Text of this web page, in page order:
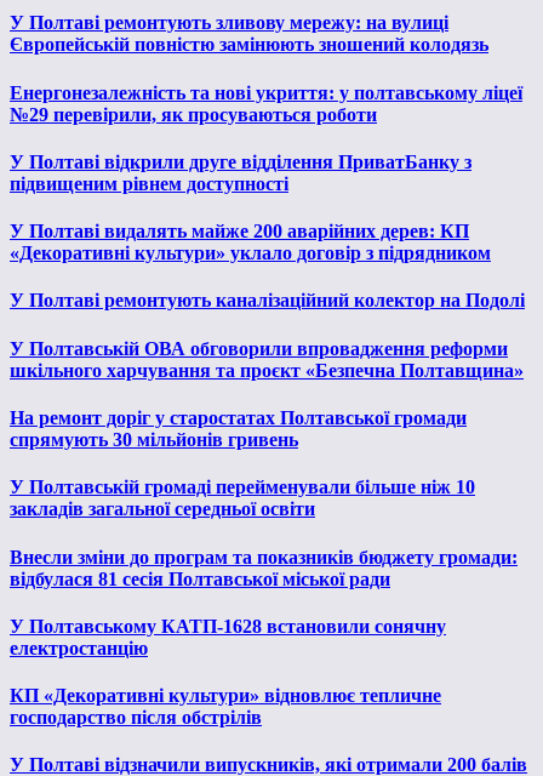
У Полтаві ремонтують зливову мережу: на вулиці
Європейській повністю замінюють зношений колодязь
Енергонезалежність та нові укриття: у полтавському ліцеї
№29 перевірили, як просуваються роботи
У Полтаві відкрили друге відділення ПриватБанку з
підвищеним рівнем доступності
У Полтаві видалять майже 200 аварійних дерев: КП
«Декоративні культури» уклало договір з підрядником
У Полтаві ремонтують каналізаційний колектор на Подолі
У Полтавській ОВА обговорили впровадження реформи
шкільного харчування та проєкт «Безпечна Полтавщина»
На ремонт доріг у старостатах Полтавської громади
спрямують 30 мільйонів гривень
У Полтавській громаді перейменували більше ніж 10
закладів загальної середньої освіти
Внесли зміни до програм та показників бюджету громади:
відбулася 81 сесія Полтавської міської ради
У Полтавському КАТП-1628 встановили сонячну
електростанцію
КП «Декоративні культури» відновлює тепличне
господарство після обстрілів
У Полтаві відзначили випускників, які отримали 200 балів